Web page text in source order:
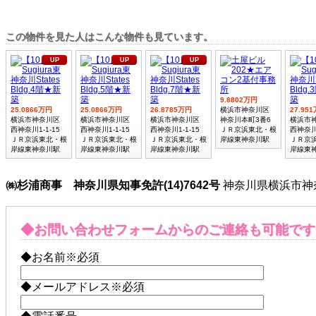
この物件を見た人はこんな物件も見ています。
UP
25.0866万円
横浜市神奈川区
西神奈川1-1-15
ＪＲ京浜東北・根
岸線東神奈川駅
UP
25.0866万円
横浜市神奈川区
西神奈川1-1-15
ＪＲ京浜東北・根
岸線東神奈川駅
UP
26.8785万円
横浜市神奈川区
西神奈川1-1-15
ＪＲ京浜東北・根
岸線東神奈川駅
9.8802万円
横浜市神奈川区
神奈川本町3番6
ＪＲ京浜東北・根
岸線東神奈川駅
27.951
横浜市
西神奈
ＪＲ京
岸線東
㈱杉浦商事 神奈川県知事免許(14)7642号 神奈川県横浜市神
◆お問い合わせフォームからのご連絡も可能で
◆お名前※必須
◆メールアドレス ※必須